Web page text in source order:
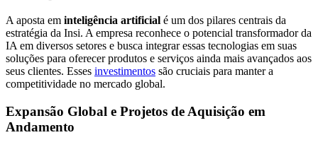
A aposta em inteligência artificial é um dos pilares centrais da
estratégia da Insi. A empresa reconhece o potencial transformador da
IA em diversos setores e busca integrar essas tecnologias em suas
soluções para oferecer produtos e serviços ainda mais avançados aos
seus clientes. Esses investimentos são cruciais para manter a
competitividade no mercado global.
Expansão Global e Projetos de Aquisição em
Andamento